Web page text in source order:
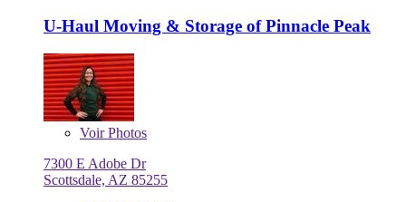
U-Haul Moving & Storage of Pinnacle Peak
VoirPhotos
7300 E Adobe Dr
Scottsdale, AZ 85255